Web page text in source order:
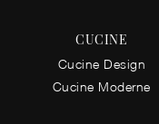
CUCINE
Cucine Design
Cucine Moderne